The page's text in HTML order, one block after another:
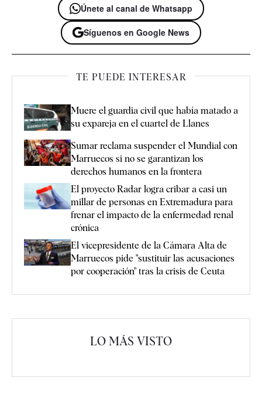
Únete al canal de Whatsapp
Síguenos en Google News
TE PUEDE INTERESAR
Muere el guardia civil que había matado a
su expareja en el cuartel de Llanes
Sumar reclama suspender el Mundial con
Marruecos si no se garantizan los
derechos humanos en la frontera
El proyecto Radar logra cribar a casi un
millar de personas en Extremadura para
frenar el impacto de la enfermedad renal
crónica
El vicepresidente de la Cámara Alta de
Marruecos pide "sustituir las acusaciones
por cooperación" tras la crisis de Ceuta
LO MÁS VISTO